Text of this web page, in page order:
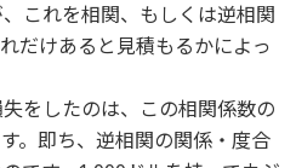
これを相関、もしくは逆相関
だけあると見積もるかによっ
をしたのは、この相関係数の
。即ち、逆相関の関係・度合